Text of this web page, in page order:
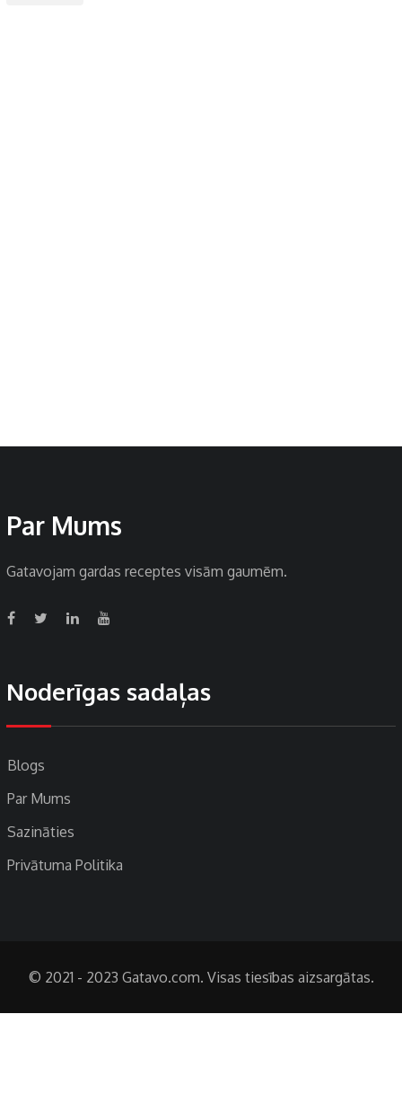
Par Mums
Gatavojam gardas receptes visām gaumēm.
Noderīgas sadaļas
Blogs
Par Mums
Sazināties
Privātuma Politika
© 2021 - 2023 Gatavo.com. Visas tiesības aizsargātas.